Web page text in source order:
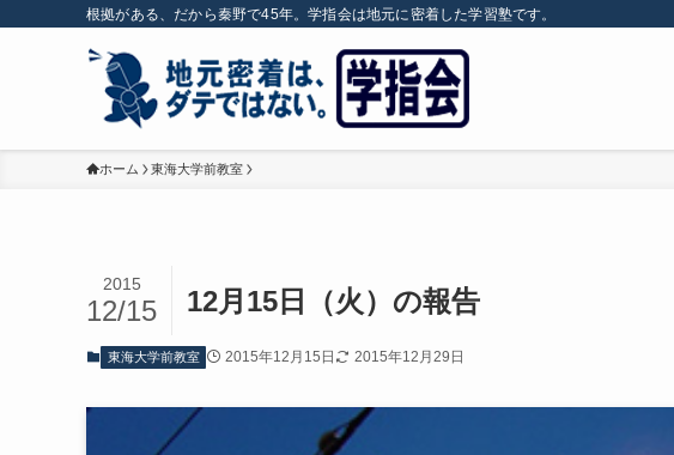
根拠がある、だから秦野で45年。学指会は地元に密着した学習塾です。
ホーム 東海大学前教室
12月15日（火）の報告
2015
12/15
東海大学前教室 2015年12月15日 2015年12月29日